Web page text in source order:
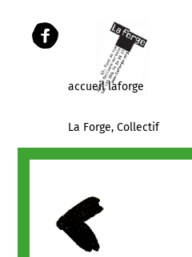
accueil laforge
La Forge, Collectif
Les publications
Panier